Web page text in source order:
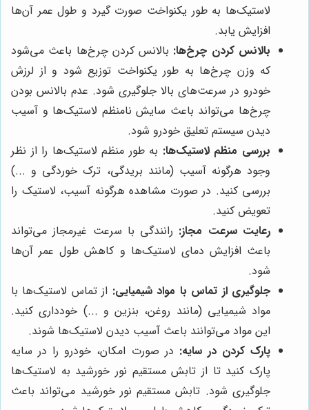
لاستیک‌ها به طور یکنواخت صورت گیرد و طول عمر آن‌ها
افزایش یابد.
بالانس کردن چرخ‌ها: بالانس کردن چرخ‌ها باعث می‌شود
که وزن چرخ‌ها به طور یکنواخت توزیع شود و از لرزش
خودرو در سرعت‌های بالا جلوگیری شود. عدم بالانس بودن
چرخ‌ها می‌تواند باعث سایش نامنظم لاستیک‌ها و آسیب
دیدن سیستم تعلیق خودرو شود.
بررسی منظم لاستیک‌ها: به طور منظم لاستیک‌ها را از نظر
وجود هرگونه آسیب (مانند بریدگی، ترک خوردگی و ...)
بررسی کنید. در صورت مشاهده هرگونه آسیب، لاستیک را
تعویض کنید.
رعایت سرعت مجاز: رانندگی با سرعت غیرمجاز می‌تواند
باعث افزایش دمای لاستیک‌ها و کاهش طول عمر آن‌ها
شود.
جلوگیری از تماس با مواد شیمیایی: از تماس لاستیک‌ها با
مواد شیمیایی (مانند روغن، بنزین و ...) خودداری کنید.
این مواد می‌توانند باعث آسیب دیدن لاستیک‌ها شوند.
پارک کردن در سایه: در صورت امکان، خودرو را در سایه
پارک کنید تا از تابش مستقیم نور خورشید به لاستیک‌ها
جلوگیری شود. تابش مستقیم نور خورشید می‌تواند باعث